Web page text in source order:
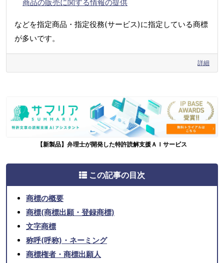
商品の販売に関する情報の提供
などを指定商品・指定役務(サービス)に指定している商標
が多いです。
詳細
【新製品】弁理士が開発した特許読解支援ＡＩサービス
この記事の目次
商標の概要
商標(商標出願・登録商標)
文字商標
称呼(呼称)・ネーミング
商標権者・商標出願人